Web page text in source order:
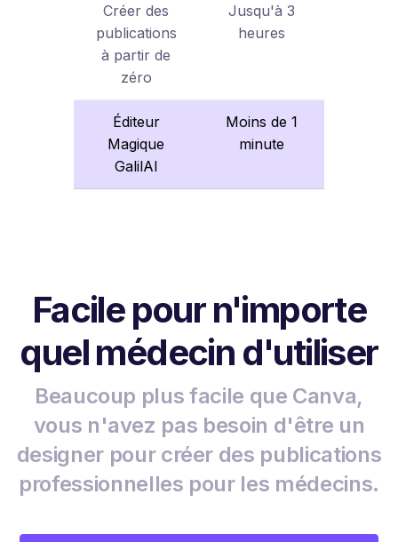
Créer des
publications
à partir de
zéro
Jusqu'à 3
heures
Éditeur
Magique
GalilAI
Moins de 1
minute
Facile pour n'importe
quel médecin d'utiliser
Beaucoup plus facile que Canva,
vous n'avez pas besoin d'être un
designer pour créer des publications
professionnelles pour les médecins.